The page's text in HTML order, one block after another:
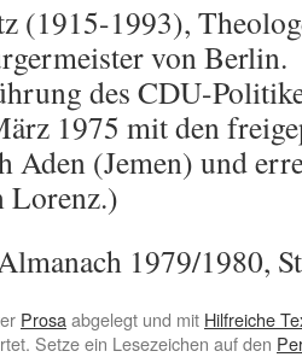
(1915-1993),
von Berlin.
des CDU-
1975 mit den
Aden (Jemen) und
Lorenz.)
1979/1980,
Prosa abgelegt und mit Hilfreiche
Setze ein Lesezeichen auf den